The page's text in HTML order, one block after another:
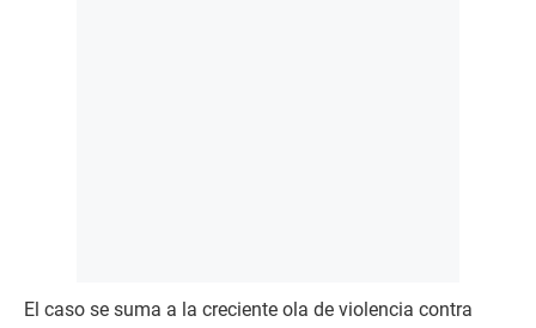
El caso se suma a la creciente ola de violencia contra